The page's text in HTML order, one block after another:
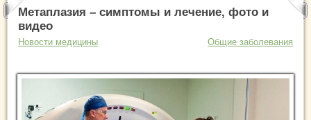
Метаплазия – симптомы и лечение, фото и
видео
Новости медицины Общие заболевания